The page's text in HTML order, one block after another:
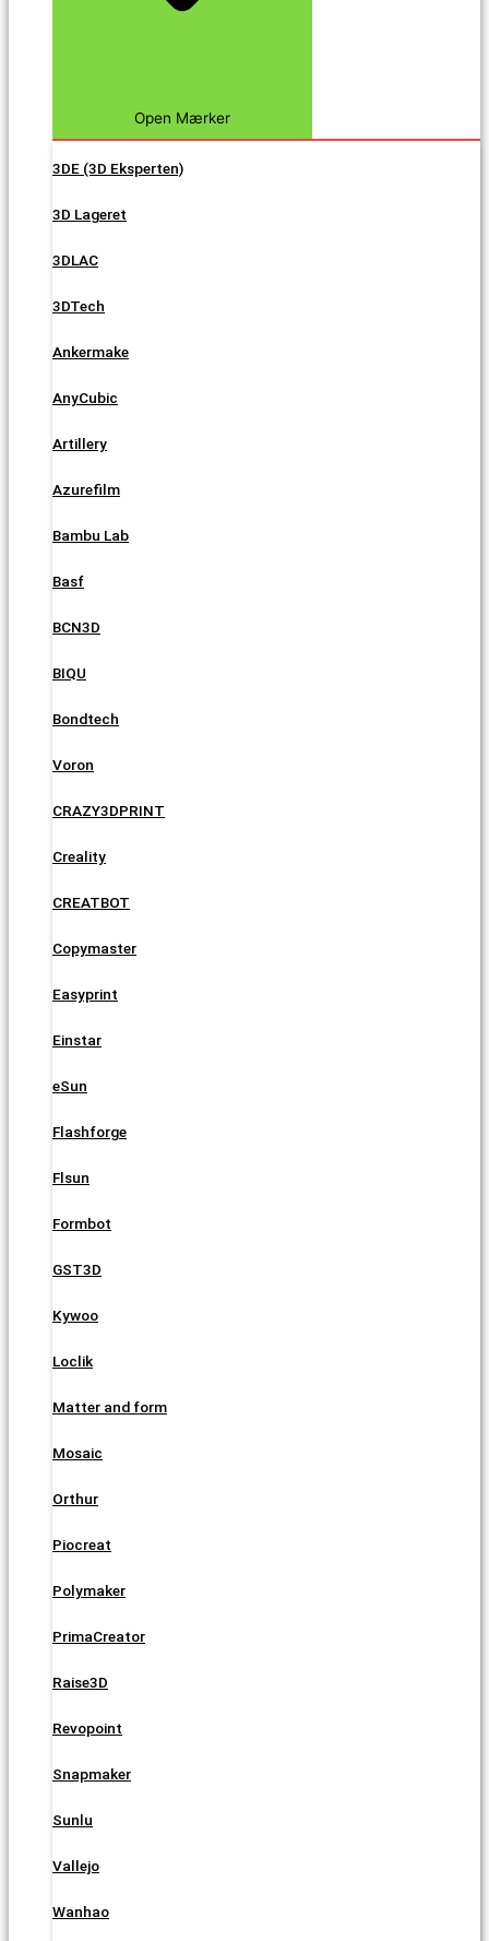
Open Mærker
3DE (3D Eksperten)
3D Lageret
3DLAC
3DTech
Ankermake
AnyCubic
Artillery
Azurefilm
Bambu Lab
Basf
BCN3D
BIQU
Bondtech
Voron
CRAZY3DPRINT
Creality
CREATBOT
Copymaster
Easyprint
Einstar
eSun
Flashforge
Flsun
Formbot
GST3D
Kywoo
Loclik
Matter and form
Mosaic
Orthur
Piocreat
Polymaker
PrimaCreator
Raise3D
Revopoint
Snapmaker
Sunlu
Vallejo
Wanhao